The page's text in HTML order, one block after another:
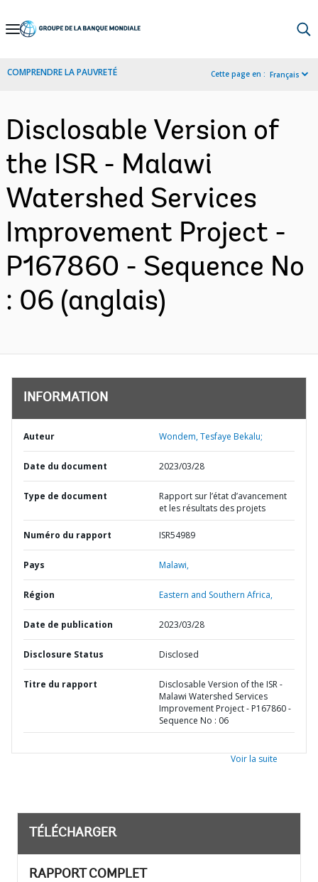
Skip
Navigation
COMPRENDRE LA PAUVRETÉ Cette page en : Français
Disclosable Version of
the ISR - Malawi
Watershed Services
Improvement Project -
P167860 - Sequence No
: 06 (anglais)
INFORMATION
Auteur Wondem, Tesfaye Bekalu;
Date du document 2023/03/28
Type de document
Rapport sur l’état d’avancement
et les résultats des projets
Numéro du rapport ISR54989
Pays Malawi,
Région Eastern and Southern Africa,
Date de publication 2023/03/28
Disclosure Status Disclosed
Titre du rapport
Disclosable Version of the ISR -
Malawi Watershed Services
Improvement Project - P167860 -
Sequence No : 06
Voir la suite
TÉLÉCHARGER
RAPPORT COMPLET